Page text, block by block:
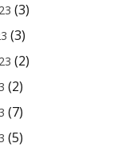
(3)
(3)
(2)
(2)
(7)
(5)